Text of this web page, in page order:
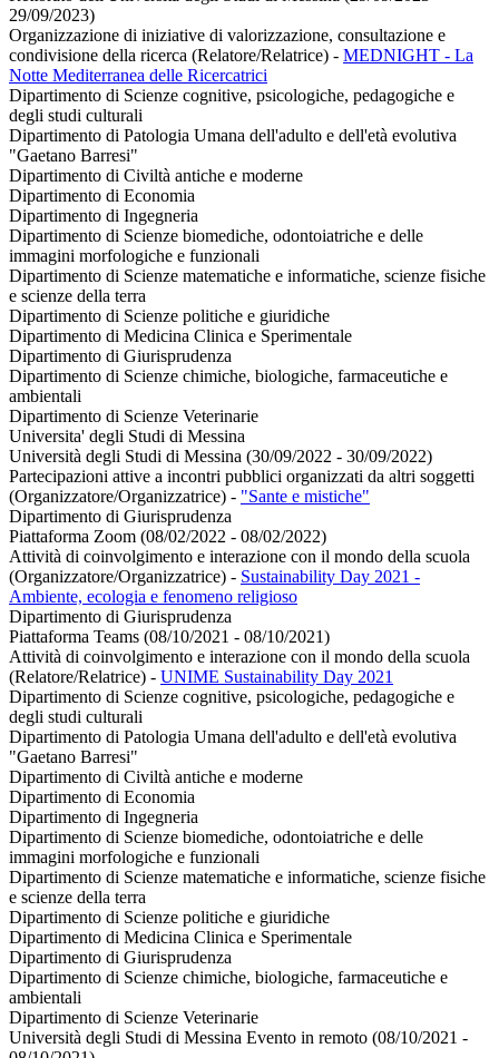
29/09/2023)
Organizzazione di iniziative di valorizzazione, consultazione e
condivisione della ricerca (Relatore/Relatrice) - MEDNIGHT - La
Notte Mediterranea delle Ricercatrici
Dipartimento di Scienze cognitive, psicologiche, pedagogiche e
degli studi culturali
Dipartimento di Patologia Umana dell'adulto e dell'età evolutiva
"Gaetano Barresi"
Dipartimento di Civiltà antiche e moderne
Dipartimento di Economia
Dipartimento di Ingegneria
Dipartimento di Scienze biomediche, odontoiatriche e delle
immagini morfologiche e funzionali
Dipartimento di Scienze matematiche e informatiche, scienze fisiche
e scienze della terra
Dipartimento di Scienze politiche e giuridiche
Dipartimento di Medicina Clinica e Sperimentale
Dipartimento di Giurisprudenza
Dipartimento di Scienze chimiche, biologiche, farmaceutiche e
ambientali
Dipartimento di Scienze Veterinarie
Universita' degli Studi di Messina
Università degli Studi di Messina (30/09/2022 - 30/09/2022)
Partecipazioni attive a incontri pubblici organizzati da altri soggetti
(Organizzatore/Organizzatrice) - "Sante e mistiche"
Dipartimento di Giurisprudenza
Piattaforma Zoom (08/02/2022 - 08/02/2022)
Attività di coinvolgimento e interazione con il mondo della scuola
(Organizzatore/Organizzatrice) - Sustainability Day 2021 -
Ambiente, ecologia e fenomeno religioso
Dipartimento di Giurisprudenza
Piattaforma Teams (08/10/2021 - 08/10/2021)
Attività di coinvolgimento e interazione con il mondo della scuola
(Relatore/Relatrice) - UNIME Sustainability Day 2021
Dipartimento di Scienze cognitive, psicologiche, pedagogiche e
degli studi culturali
Dipartimento di Patologia Umana dell'adulto e dell'età evolutiva
"Gaetano Barresi"
Dipartimento di Civiltà antiche e moderne
Dipartimento di Economia
Dipartimento di Ingegneria
Dipartimento di Scienze biomediche, odontoiatriche e delle
immagini morfologiche e funzionali
Dipartimento di Scienze matematiche e informatiche, scienze fisiche
e scienze della terra
Dipartimento di Scienze politiche e giuridiche
Dipartimento di Medicina Clinica e Sperimentale
Dipartimento di Giurisprudenza
Dipartimento di Scienze chimiche, biologiche, farmaceutiche e
ambientali
Dipartimento di Scienze Veterinarie
Università degli Studi di Messina Evento in remoto (08/10/2021 -